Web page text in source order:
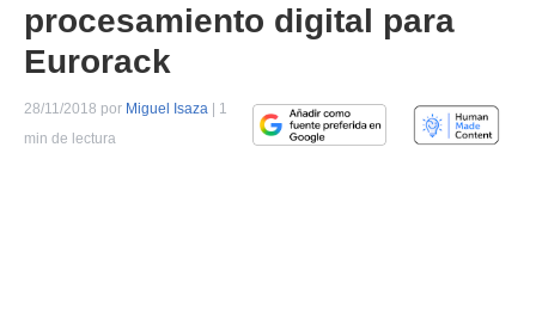
procesamiento digital para
Eurorack
28/11/2018 por Miguel Isaza | 1
min de lectura